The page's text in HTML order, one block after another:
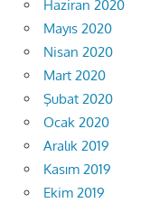
Haziran 2020
Mayıs 2020
Nisan 2020
Mart 2020
Şubat 2020
Ocak 2020
Aralık 2019
Kasım 2019
Ekim 2019